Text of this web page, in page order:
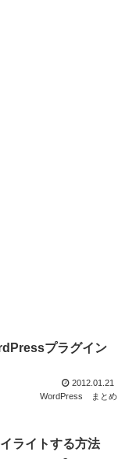
プラグイン
2012.01.21
WordPress
まとめ
ライトする方法